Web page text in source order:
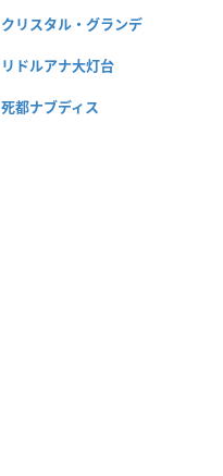
クリスタル・グランデ
リドルアナ大灯台
死都ナブディス